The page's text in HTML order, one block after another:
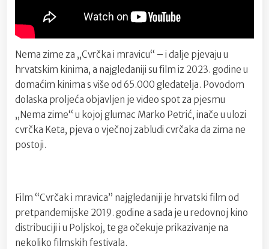
Nema zime za „Cvrčka i mravicu“ – i dalje pjevaju u
hrvatskim kinima, a najgledaniji su film iz 2023. godine u
domaćim kinima s više od 65.000 gledatelja. Povodom
dolaska proljeća objavljen je video spot za pjesmu
„Nema zime“ u kojoj glumac Marko Petrić, inače u ulozi
cvrčka Keta, pjeva o vječnoj zabludi cvrčaka da zima ne
postoji.
Film “Cvrčak i mravica” najgledaniji je hrvatski film od
pretpandemijske 2019. godine a sada je u redovnoj kino
distribuciji i u Poljskoj, te ga očekuje prikazivanje na
nekoliko filmskih festivala.